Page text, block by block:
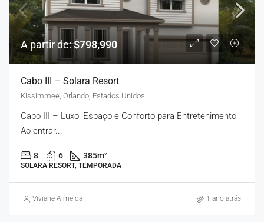
A partir de:$798,990
Cabo III – Solara Resort
Kissimmee, Orlando, Estados Unidos
Cabo III – Luxo, Espaço e Conforto para Entretenimento
Ao entrar...
8 6 385m²
SOLARA RESORT, TEMPORADA
Viviane Almeida 1 ano atrás